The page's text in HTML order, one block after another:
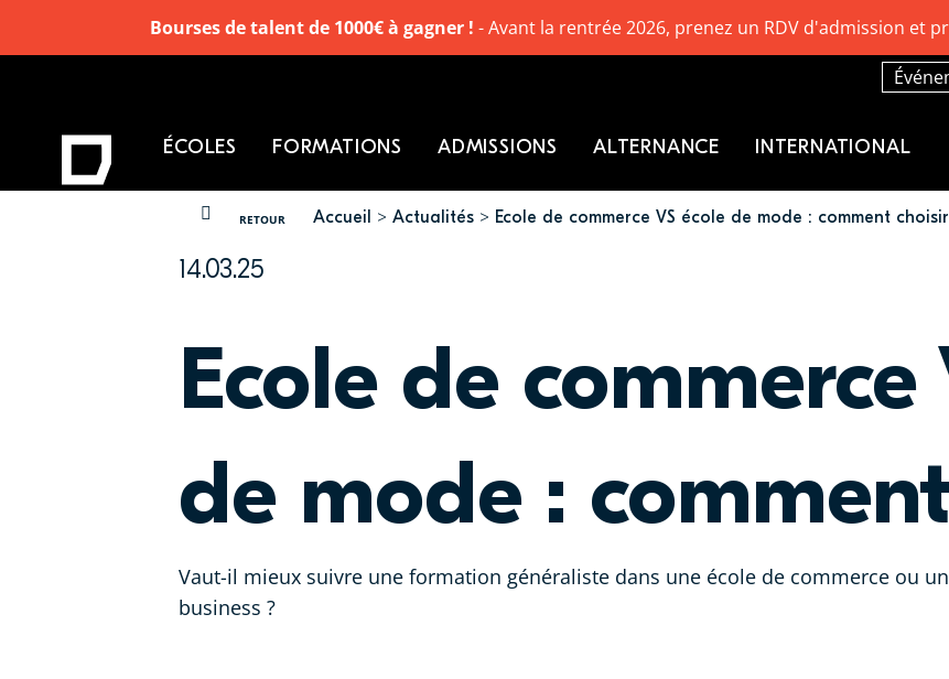
RETOUR
VOUS ÊTES ICI Accueil Actualités Ecole de commerce VS école de mode : comment
14.03.25
Ecole de commerce
de mode :
Vaut-il mieux suivre une formation généraliste dans une école de commerce ou
business ?
ÉCOLES FORMATIONS ADMISSIONS ALTERNANCE INTERNATIONAL
Bourses de talent de 1000€ à gagner ! - Avant la rentrée 2026, prenez un RDV d'admission et